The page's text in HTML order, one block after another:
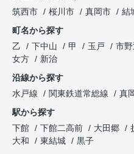
筑西市
桜川市 真岡市 結
町名から探す
乙
下中山 甲 玉戸 市野
女方
新治
沿線から探す
水戸線
関東鉄道常総線 真
駅から探す
下館
下館二高前 大田郷
大和
東結城 黒子